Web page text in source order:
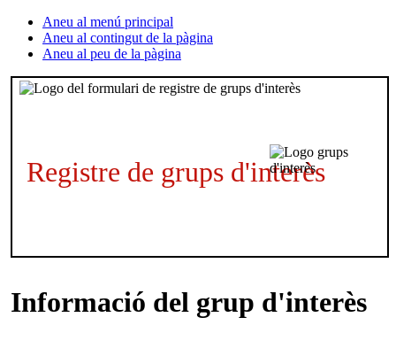
Aneu al menú principal
Aneu al contingut de la pàgina
Aneu al peu de la pàgina
Registre de grups d'interès
Informació del grup d'interès